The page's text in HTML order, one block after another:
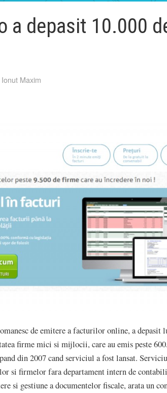
a depasit 10.000
Ionut Maxim
de emitere a facturilor online, a depasit
firme mici si mijlocii, care au emis peste
din 2007 cand serviciul a fost lansat.
si firmelor fara departament intern de
si gestiune a documentelor fiscale, arata un